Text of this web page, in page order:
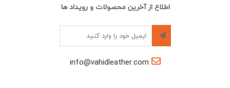
اطلاع از آخرین محصولات و رویداد ها
info@vahidleather.com